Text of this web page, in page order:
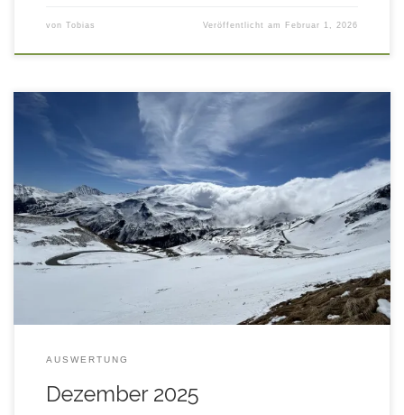
von Tobias Veröffentlicht am Februar 1, 2026
Temperatur- und Niederschlags- Auswertung Dezember
2025, mit entsprechenden Vergleichsdaten aus den
Dezember-Monaten der Jahre 2016 – 2024 (9-jähriges Mittel).
AUSWERTUNG
Dezember 2025